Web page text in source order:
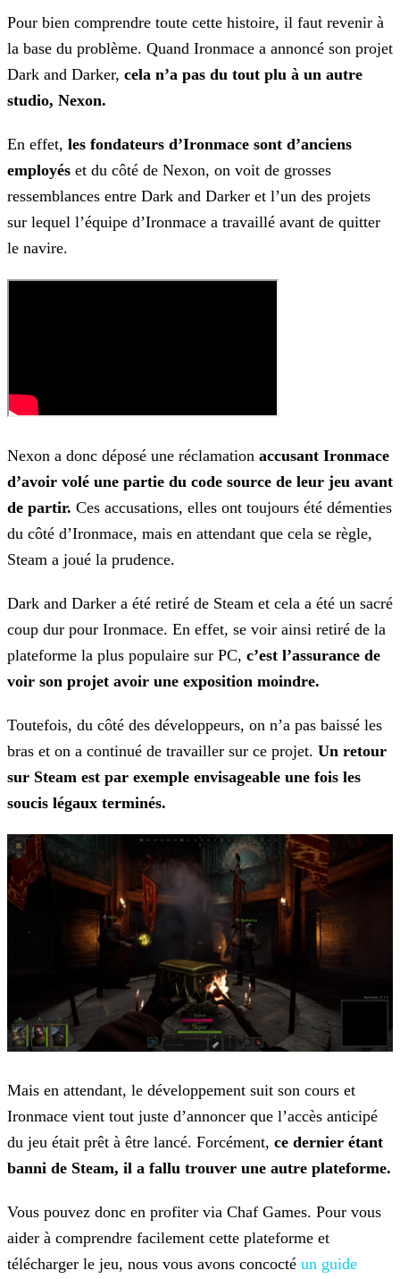
Pour bien comprendre toute cette histoire, il faut revenir à
la base du problème. Quand Ironmace a annoncé son projet
Dark and Darker, cela n’a pas du tout plu à un autre
studio, Nexon.
En effet, les fondateurs d’Ironmace sont d’anciens
employés et du côté de Nexon, on voit de grosses
ressemblances entre Dark and Darker et l’un des projets
sur lequel l’équipe d’Ironmace a travaillé avant de quitter
le navire.
Nexon a donc déposé une réclamation accusant Ironmace
d’avoir volé une partie du code source de leur jeu avant
de partir. Ces accusations, elles ont toujours été démenties
du côté d’Ironmace, mais en attendant que cela se règle,
Steam a joué la prudence.
Dark and Darker a été retiré de Steam et cela a été un sacré
coup dur pour Ironmace. En effet, se voir ainsi retiré de la
plateforme la plus populaire sur PC, c’est l’assurance de
voir son projet avoir une exposition moindre.
Toutefois, du côté des développeurs, on n’a pas baissé les
bras et on a continué de travailler sur ce projet. Un retour
sur Steam est par exemple envisageable une fois les
soucis légaux terminés.
Mais en attendant, le développement suit son cours et
Ironmace vient tout juste d’annoncer que l’accès anticipé
du jeu était prêt à être lancé. Forcément, ce dernier étant
banni de Steam, il a fallu trouver une autre plateforme.
Vous pouvez donc en profiter via Chaf Games. Pour vous
aider à comprendre facilement cette plateforme et
télécharger le jeu, nous vous avons concocté un guide